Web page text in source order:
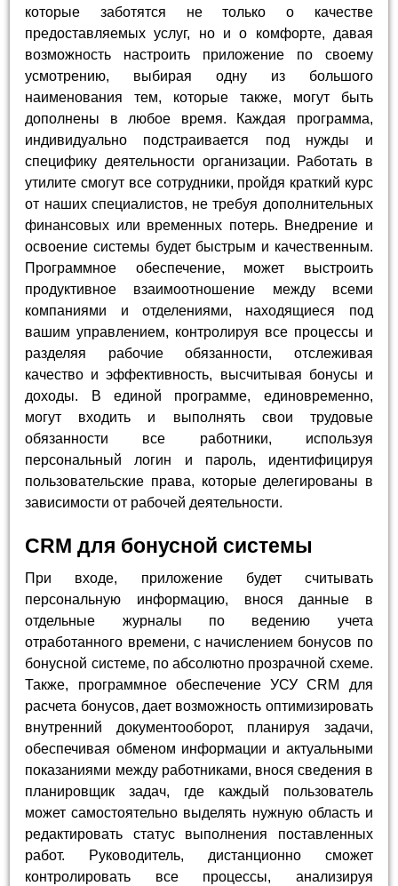
которые заботятся не только о качестве
предоставляемых услуг, но и о комфорте, давая
возможность настроить приложение по своему
усмотрению, выбирая одну из большого
наименования тем, которые также, могут быть
дополнены в любое время. Каждая программа,
индивидуально подстраивается под нужды и
специфику деятельности организации. Работать в
утилите смогут все сотрудники, пройдя краткий курс
от наших специалистов, не требуя дополнительных
финансовых или временных потерь. Внедрение и
освоение системы будет быстрым и качественным.
Программное обеспечение, может выстроить
продуктивное взаимоотношение между всеми
компаниями и отделениями, находящиеся под
вашим управлением, контролируя все процессы и
разделяя рабочие обязанности, отслеживая
качество и эффективность, высчитывая бонусы и
доходы. В единой программе, единовременно,
могут входить и выполнять свои трудовые
обязанности все работники, используя
персональный логин и пароль, идентифицируя
пользовательские права, которые делегированы в
зависимости от рабочей деятельности.
CRM для бонусной системы
При входе, приложение будет считывать
персональную информацию, внося данные в
отдельные журналы по ведению учета
отработанного времени, с начислением бонусов по
бонусной системе, по абсолютно прозрачной схеме.
Также, программное обеспечение УСУ CRM для
расчета бонусов, дает возможность оптимизировать
внутренний документооборот, планируя задачи,
обеспечивая обменом информации и актуальными
показаниями между работниками, внося сведения в
планировщик задач, где каждый пользователь
может самостоятельно выделять нужную область и
редактировать статус выполнения поставленных
работ. Руководитель, дистанционно сможет
контролировать все процессы, анализируя